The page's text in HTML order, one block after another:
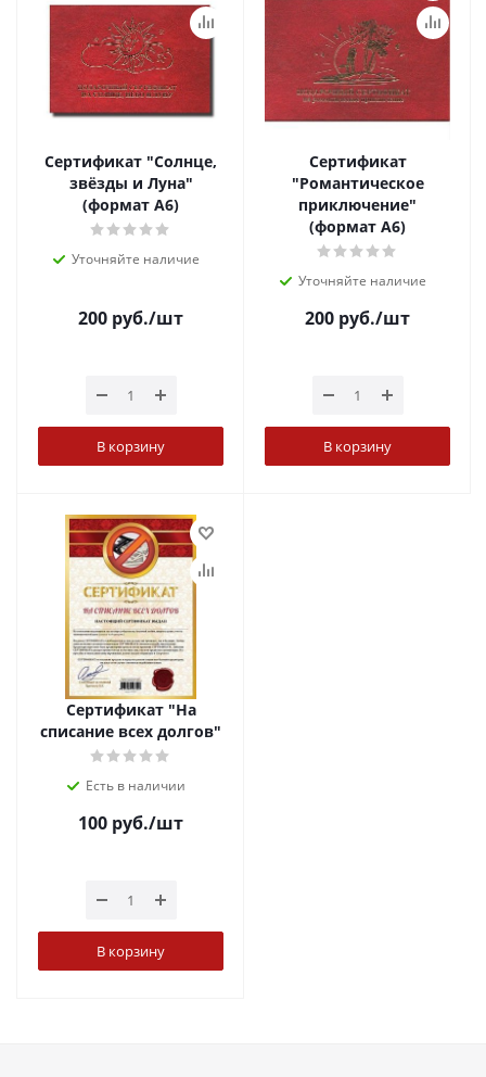
Сертификат "Солнце,
звёзды и Луна"
(формат А6)
Уточняйте наличие
200 руб./шт
В корзину
Сертификат
"Романтическое
приключение"
(формат А6)
Уточняйте наличие
200 руб./шт
В корзину
Сертификат "На
списание всех долгов"
Есть в наличии
100 руб./шт
В корзину